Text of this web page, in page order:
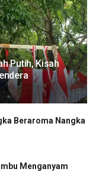
Putih, Kisah
Beraroma Nangka
Menganyam